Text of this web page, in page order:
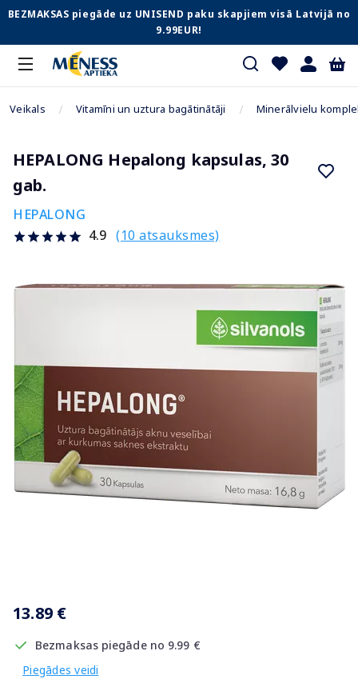
BEZMAKSAS piegāde uz UNISEND paku skapjiem visā Latvijā no
9.99EUR!
Veikals Vitamīni un uztura bagātinātāji Minerālvielu
HEPALONG Hepalong kapsulas, 30
gab.
HEPALONG
4.9 (10 atsauksmes)
13.89 €
Bezmaksas piegāde no 9.99 €
Piegādes veidi